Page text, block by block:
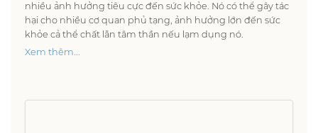
nhiều ảnh hưởng tiêu cực đến sức khỏe. Nó có thể gây tác
hại cho nhiều cơ quan phủ tạng, ảnh hưởng lớn đến sức
khỏe cả thể chất lẫn tâm thần nếu lạm dụng nó.
Xem thêm...